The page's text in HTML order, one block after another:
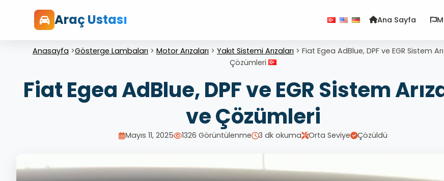
Araç Ustası Ana Sayfa
Anasayfa >Gösterge Lambaları > Motor Arızaları > Yakıt Sistemi Arızaları > Fiat Egea AdBlue, DPF ve EGR Sistem
Çözümleri
Fiat Egea AdBlue, DPF ve EGR Sistem
ve Çözümleri
Mayıs 11, 2025 1326 Görüntülenme 3 dk okuma Orta Seviye Çözüldü